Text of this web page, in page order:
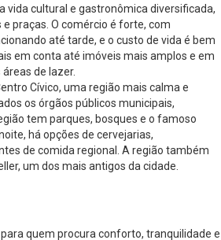
vida cultural e gastronômica diversificada,
praças. O comércio é forte, com
até tarde, e o custo de vida é bem
em conta até imóveis mais amplos e em
de lazer.
Cívico, uma região mais calma e
os órgãos públicos municipais,
tem parques, bosques e o famoso
há opções de cervejarias,
de comida regional. A região também
um dos mais antigos da cidade.
quem procura conforto, tranquilidade e